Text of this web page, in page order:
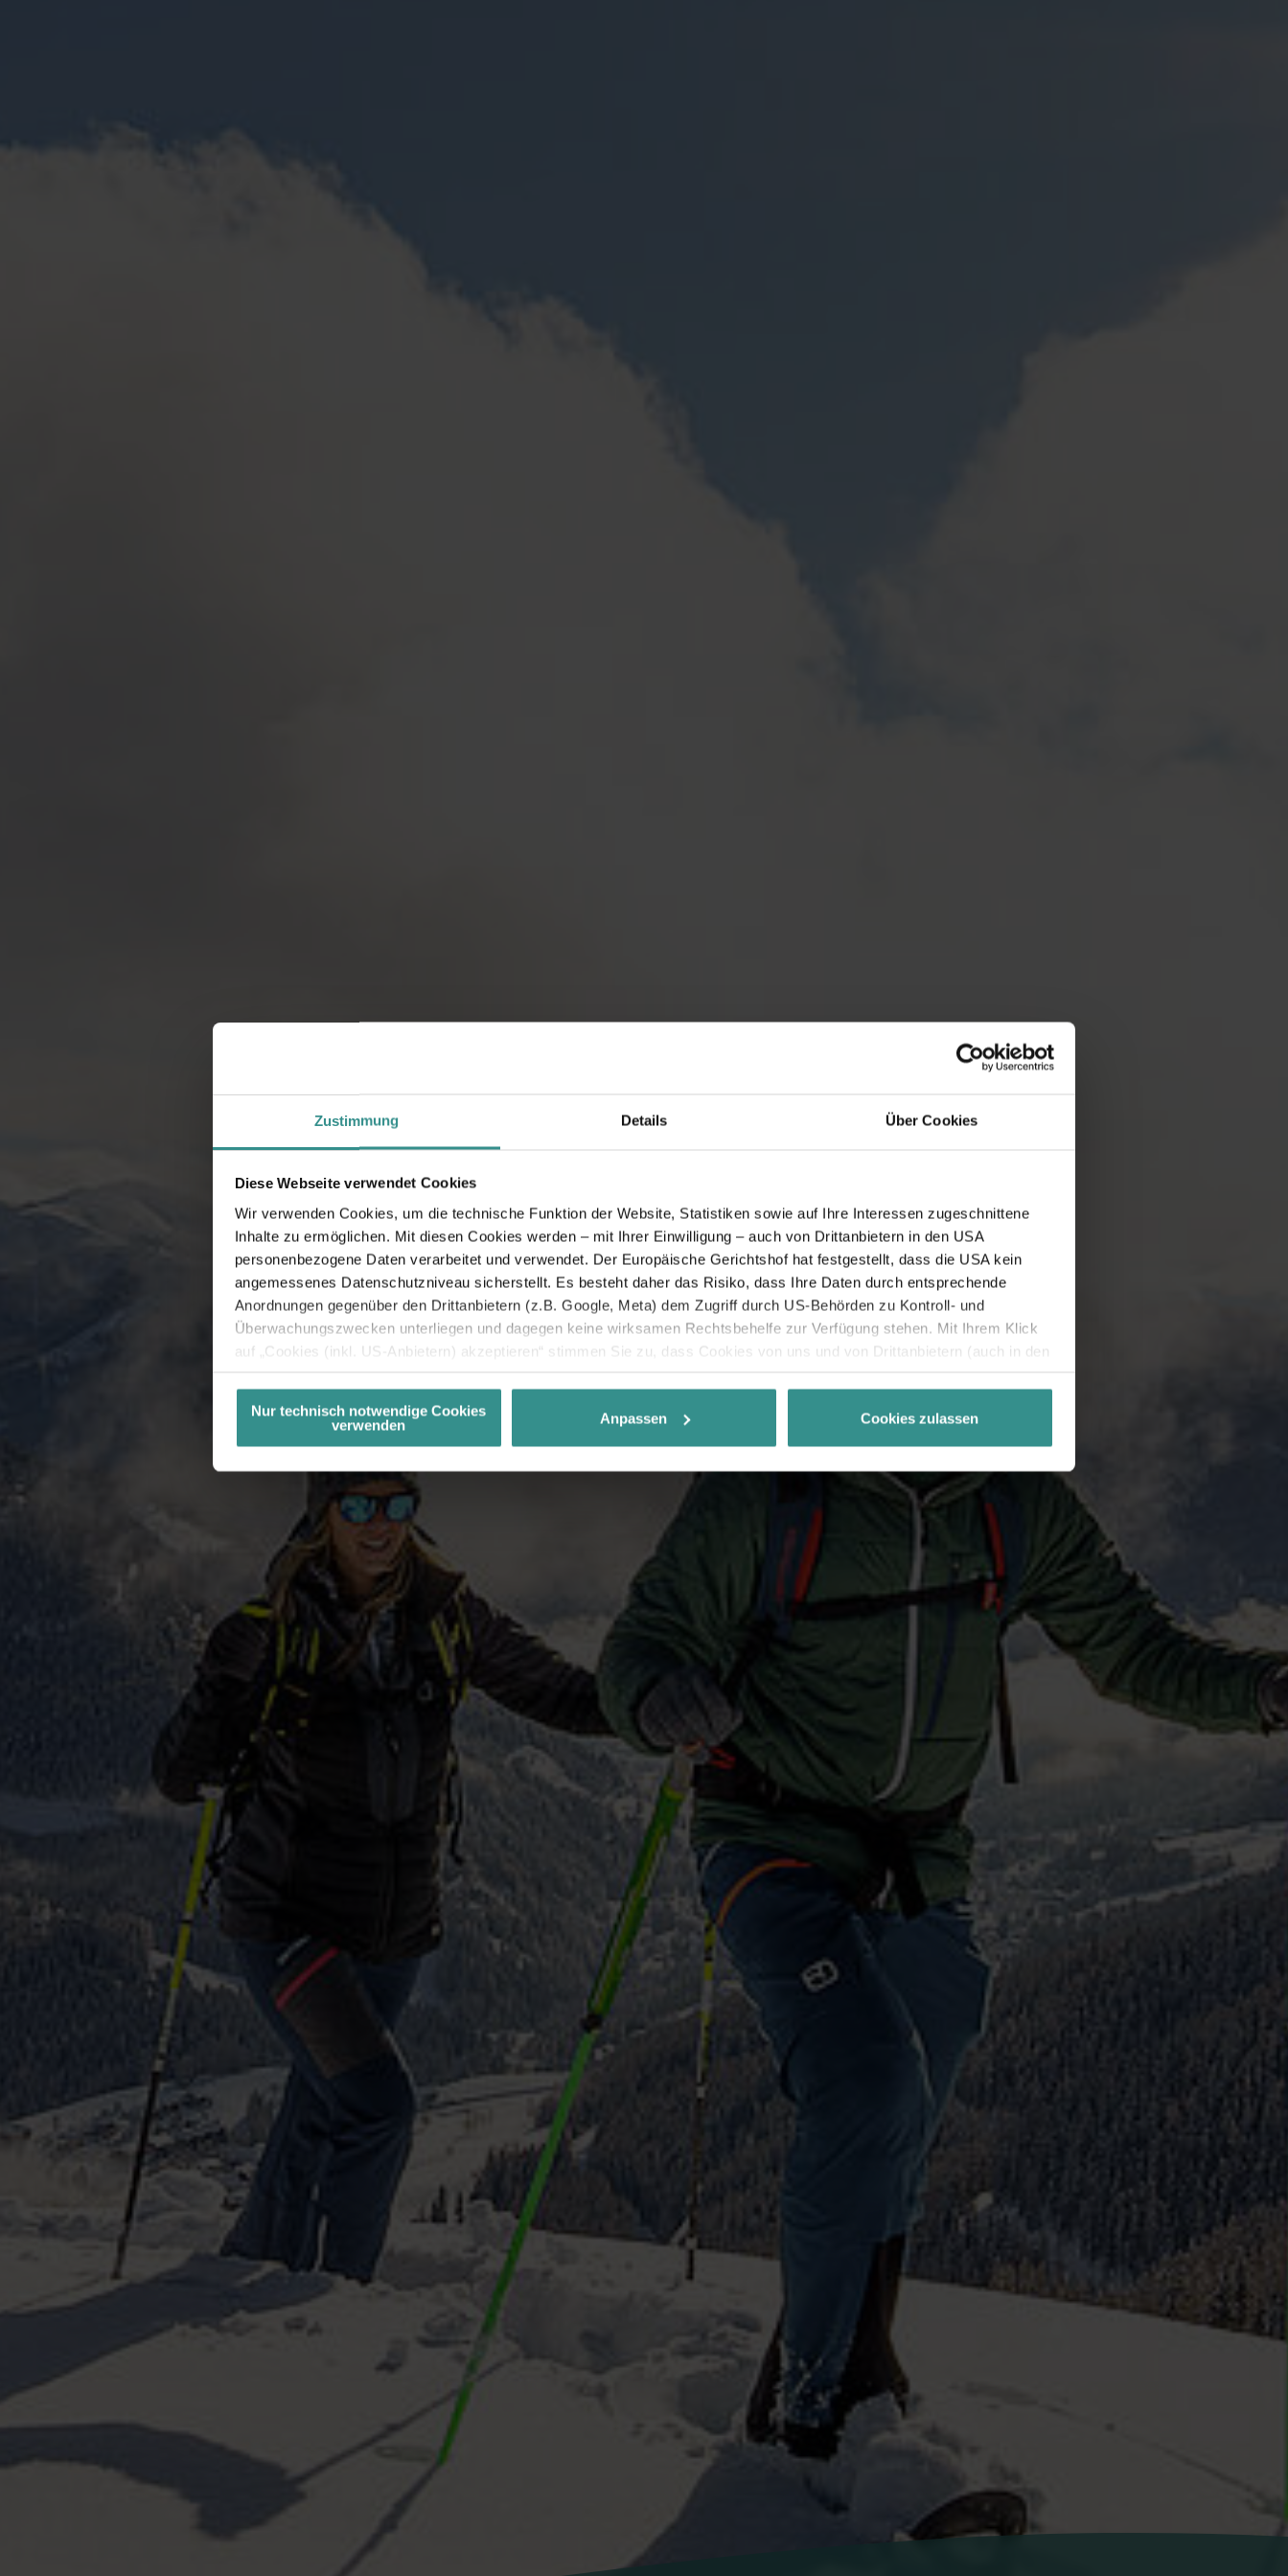
Zustimmung Details Über Cookies
Diese Webseite verwendet Cookies
Wir verwenden Cookies, um die technische Funktion der Website, Statistiken sowie auf Ihre Interessen zugeschnittene
Inhalte zu ermöglichen. Mit diesen Cookies werden – mit Ihrer Einwilligung – auch von Drittanbietern in den USA
personenbezogene Daten verarbeitet und verwendet. Der Europäische Gerichtshof hat festgestellt, dass die USA kein
angemessenes Datenschutzniveau sicherstellt. Es besteht daher das Risiko, dass Ihre Daten durch entsprechende
Anordnungen gegenüber den Drittanbietern (z.B. Google, Meta) dem Zugriff durch US-Behörden zu Kontroll- und
Überwachungszwecken unterliegen und dagegen keine wirksamen Rechtsbehelfe zur Verfügung stehen. Mit Ihrem Klick
auf „Cookies (inkl. US-Anbietern) akzeptieren“ stimmen Sie zu, dass Cookies von uns und von Drittanbietern (auch in den
Nur technisch notwendige Cookies
verwenden
Anpassen Cookies zulassen